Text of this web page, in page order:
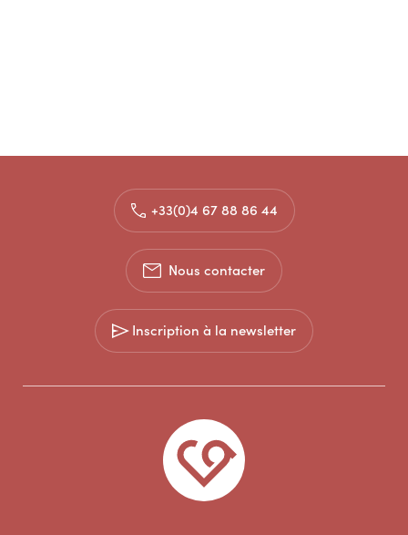
+33(0)4 67 88 86 44
Nous contacter
Inscription à la newsletter